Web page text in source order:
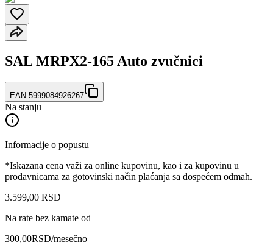
SAL MRPX2-165 Auto zvučnici
EAN:5999084926267
Na stanju
Informacije o popustu
*Iskazana cena važi za online kupovinu, kao i za kupovinu u
prodavnicama za gotovinski način plaćanja sa dospećem odmah.
3.599,00 RSD
Na rate bez kamate od
300,00RSD/mesečno